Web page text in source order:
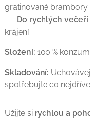
gratinované brambory
Do rychlých večeří
krájení
Složení: 100 %
Skladování:
spotřebujte co
Užijte si rychlou a